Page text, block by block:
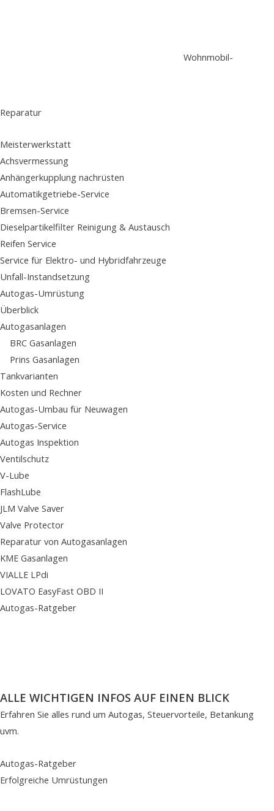
Wohnmobil-
Reparatur
Meisterwerkstatt
Achsvermessung
Anhängerkupplung nachrüsten
Automatikgetriebe-Service
Bremsen-Service
Dieselpartikelfilter Reinigung & Austausch
Reifen Service
Service für Elektro- und Hybridfahrzeuge
Unfall-Instandsetzung
Autogas-Umrüstung
Überblick
Autogasanlagen
BRC Gasanlagen
Prins Gasanlagen
Tankvarianten
Kosten und Rechner
Autogas-Umbau für Neuwagen
Autogas-Service
Autogas Inspektion
Ventilschutz
V-Lube
FlashLube
JLM Valve Saver
Valve Protector
Reparatur von Autogasanlagen
KME Gasanlagen
VIALLE LPdi
LOVATO EasyFast OBD II
Autogas-Ratgeber
ALLE WICHTIGEN INFOS AUF EINEN BLICK
Erfahren Sie alles rund um Autogas, Steuervorteile, Betankung
uvm.
Autogas-Ratgeber
Erfolgreiche Umrüstungen